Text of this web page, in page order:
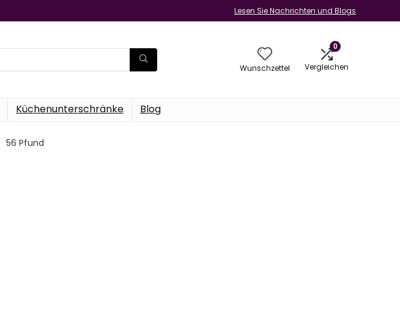
Lesen Sie Nachrichten und Blogs
Wunschzettel
0
Vergleichen
Küchenunterschränke Blog
‎56 Pfund